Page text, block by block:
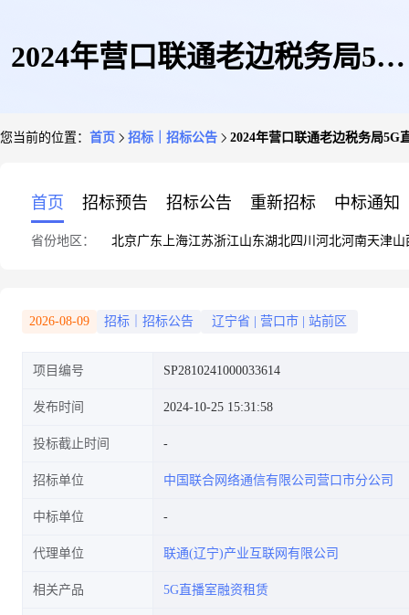
2024年营口联通老边税务局5G
您当前的位置： 首页 招标｜招标公告 2024年营口联通老边税务局5G
首页 招标预告 招标公告 重新招标 中标通知
省份地区： 北京广东 上海江苏浙江山东湖北四川 河北河南天津山
2026-08-09 招标｜招标公告 辽宁省 营口市 站前区
项目编号 SP2810241000033614
发布时间 2024-10-25 15:31:58
投标截止时间
招标单位 中国联合网络通信有限公司营口市分公司
中标单位
代理单位 联通(辽宁)产业互联网有限公司
相关产品 5G直播室融资租赁